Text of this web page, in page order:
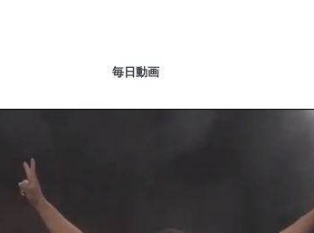
毎日動画